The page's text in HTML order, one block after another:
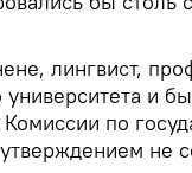
лингвист,
университета и
по
не